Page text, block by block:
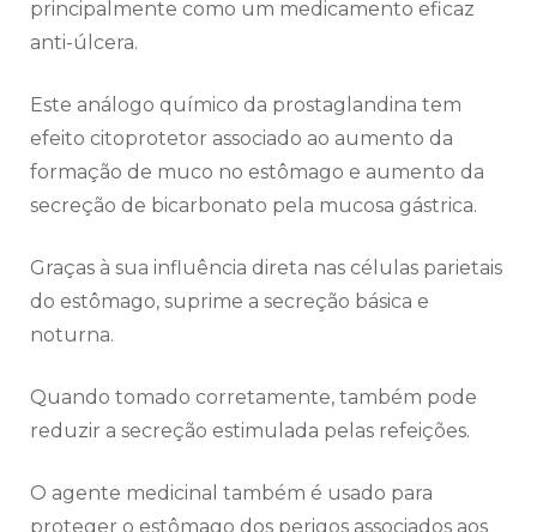
principalmente como um medicamento eficaz
anti-úlcera.
Este análogo químico da prostaglandina tem
efeito citoprotetor associado ao aumento da
formação de muco no estômago e aumento da
secreção de bicarbonato pela mucosa gástrica.
Graças à sua influência direta nas células parietais
do estômago, suprime a secreção básica e
noturna.
Quando tomado corretamente, também pode
reduzir a secreção estimulada pelas refeições.
O agente medicinal também é usado para
proteger o estômago dos perigos associados aos